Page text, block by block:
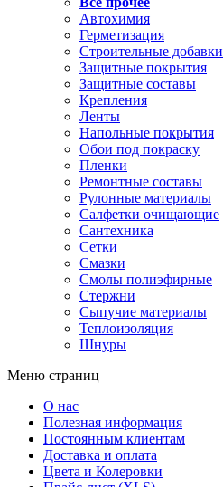
Автохимия
Герметизация
Строительные добавки
Защитные покрытия
Защитные составы
Крепления
Ленты
Напольные покрытия
Обои под покраску
Пленки
Ремонтные составы
Рулонные материалы
Салфетки очищающие
Сантехника
Сетки
Смазки
Смолы полиэфирные
Стержни
Сыпучие материалы
Теплоизоляция
Шнуры
Меню страниц
О нас
Полезная информация
Постоянным клиентам
Доставка и оплата
Цвета и Колеровки